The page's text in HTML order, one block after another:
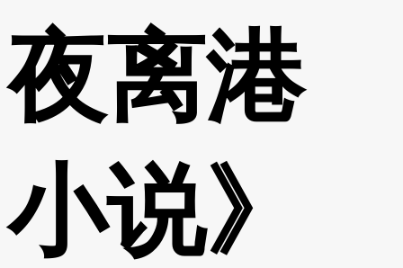
夜离港
小说》